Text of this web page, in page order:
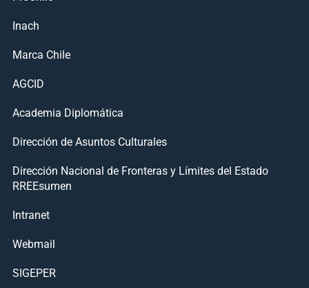
Inach
Marca Chile
AGCID
Academia Diplomática
Dirección de Asuntos Culturales
Dirección Nacional de Fronteras y Límites del Estado
RREEsumen
Intranet
Webmail
SIGEPER